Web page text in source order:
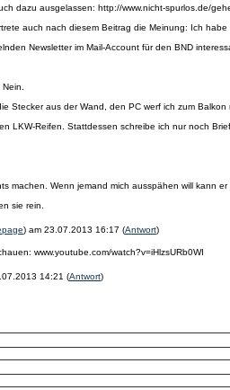
dazu ausgelassen: http://www.nicht-spurlos.de/
auch nach diesem Beitrag die Meinung: Ich
Newsletter im Mail-Account für den BND
Stecker aus der Wand, den PC werf ich zum
LKW-Reifen. Stattdessen schreibe ich nur noch
machen. Wenn jemand mich ausspähen will kann er
sie rein.
) am 23.07.2013 16:17 (Antwort)
www.youtube.com/watch?v=iHlzsURb0WI
14:21 (Antwort)